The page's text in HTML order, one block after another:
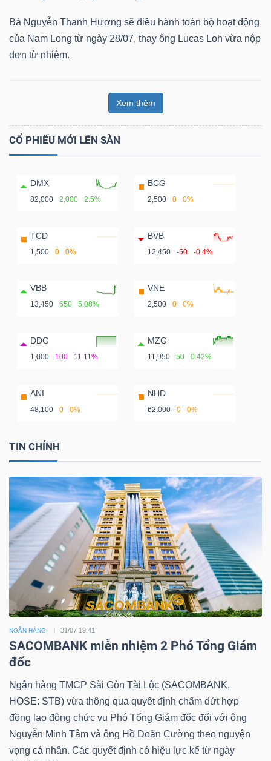
Bà Nguyễn Thanh Hương sẽ điều hành toàn bộ hoạt động
của Nam Long từ ngày 28/07, thay ông Lucas Loh vừa nộp
đơn từ nhiệm.
Xem thêm
CỔ PHIẾU MỚI LÊN SÀN
DMX
82,000 2,000 2.5%
BCG
2,500 0 0%
TCD
1,500 0 0%
BVB
12,450 -50 -0.4%
VBB
13,450 650 5.08%
VNE
2,500 0 0%
DDG
1,000 100 11.11%
MZG
11,950 50 0.42%
ANI
48,100 0 0%
NHD
62,000 0 0%
TIN CHÍNH
NGÂN HÀNG 31/07 19:41
SACOMBANK miễn nhiệm 2 Phó Tổng Giám
đốc
Ngân hàng TMCP Sài Gòn Tài Lộc (SACOMBANK,
HOSE: STB) vừa thông qua quyết định chấm dứt hợp
đồng lao động chức vụ Phó Tổng Giám đốc đối với ông
Nguyễn Minh Tâm và ông Hồ Doãn Cường theo nguyện
vọng cá nhân. Các quyết định có hiệu lực kể từ ngày